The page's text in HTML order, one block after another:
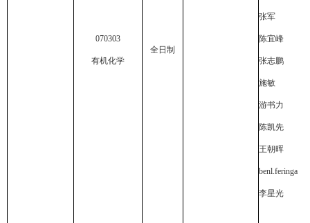
070303
有机化学
全日制
张军
陈宜峰
张志鹏
施敏
游书力
陈凯先
王朝晖
benl.feringa
李星光